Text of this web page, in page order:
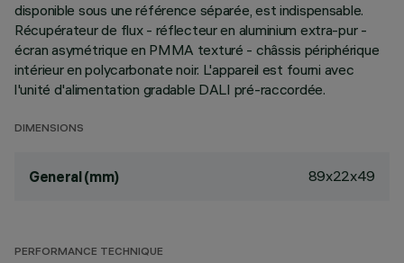
disponible sous une référence séparée, est indispensable.
Récupérateur de flux - réflecteur en aluminium extra-pur -
écran asymétrique en PMMA texturé - châssis périphérique
intérieur en polycarbonate noir. L'appareil est fourni avec
l'unité d'alimentation gradable DALI pré-raccordée.
DIMENSIONS
General (mm) 89x22x49
PERFORMANCE TECHNIQUE